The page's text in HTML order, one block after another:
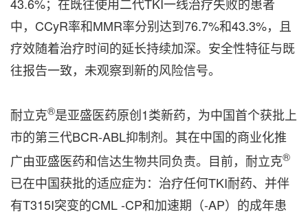
中，CCyR率和MMR率分别达到76.7%和43.3%，且
疗效随着治疗时间的延长持续加深。安全性特征与既
往报告一致，未观察到新的风险信号。
耐立克®是亚盛医药原创1类新药，为中国首个获批上
市的第三代BCR-ABL抑制剂。其在中国的商业化推
广由亚盛医药和信达生物共同负责。目前，耐立克®
已在中国获批的适应症为：治疗任何TKI耐药、并伴
有T315I突变的CML -CP和加速期（-AP）的成年患